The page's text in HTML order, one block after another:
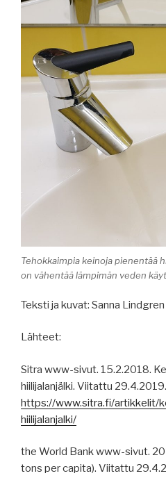
Tehokkaimpia keinoja pienentää
on vähentää lämpimän veden
Teksti ja kuvat: Sanna Lindgren
Lähteet:
Sitra www-sivut. 15.2.2018.
hiilijalanjälki. Viitattu 29.4.2019.
https://www.sitra.fi/artikkelit/
hiilijalanjalki/
the World Bank www-sivut.
tons per capita). Viitattu